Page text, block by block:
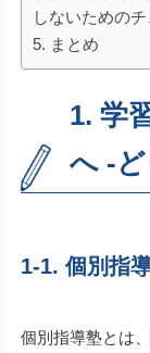
しないための
5. まとめ
1. 学
へ -
1-1. 個別指
個別指導塾とは